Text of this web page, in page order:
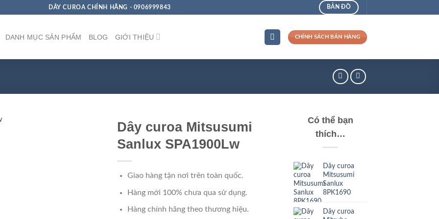
DÂY CUROA CHÍNH HÃNG - 0906999843 BẢN ĐỒ
DANH MỤC SẢN PHẨM BLOG GIỚI THIỆU CHÍNH SÁCH BÁN HÀNG
Dây curoa Mitsusumi
Sanlux SPA1900Lw
Giao hàng tận nơi trên toàn quốc.
Hàng mới 100% chưa qua sử dụng.
Hàng chính hãng theo thương hiệu.
Có thể bạn
thích…
Dây curoa
Mitsusumi
Sanlux
8PK1690
Dây curoa